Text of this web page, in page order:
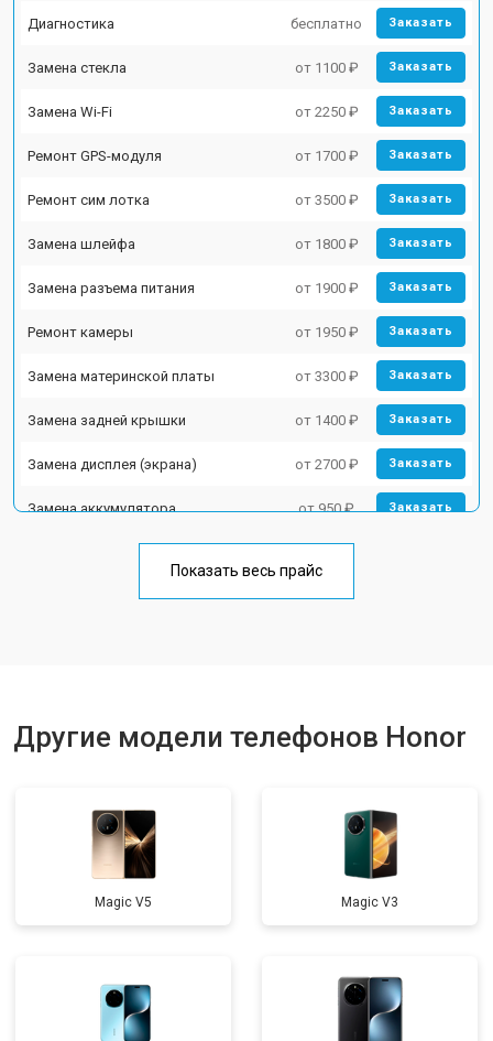
Диагностика бесплатно Заказать
Замена стекла от 1100 ₽ Заказать
Замена Wi-Fi от 2250 ₽ Заказать
Ремонт GPS-модуля от 1700 ₽ Заказать
Ремонт сим лотка от 3500 ₽ Заказать
Замена шлейфа от 1800 ₽ Заказать
Замена разъема питания от 1900 ₽ Заказать
Ремонт камеры от 1950 ₽ Заказать
Замена материнской платы от 3300 ₽ Заказать
Замена задней крышки от 1400 ₽ Заказать
Замена дисплея (экрана) от 2700 ₽ Заказать
Замена аккумулятора от 950 ₽ Заказать
Ремонт цепи питания от 3200 ₽
Показать весь прайс
Другие модели телефонов Honor
Magic V5 Magic V3